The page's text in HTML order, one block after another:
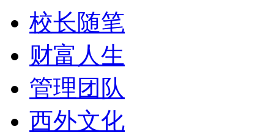
校长随笔
财富人生
管理团队
西外文化